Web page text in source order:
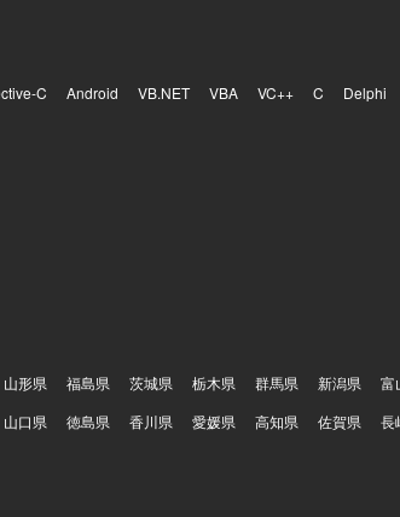
C Android VB.NET VBA VC++ C Delphi
山形県 福島県 茨城県 栃木県 群馬県 新潟県 富
山口県 徳島県 香川県 愛媛県 高知県 佐賀県 長